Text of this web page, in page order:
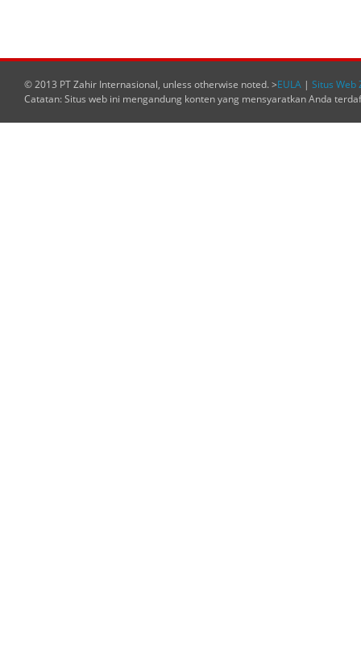
© 2013 PT Zahir Internasional, unless otherwise noted. >EULA | Situs Web
Catatan: Situs web ini mengandung konten yang mensyaratkan Anda